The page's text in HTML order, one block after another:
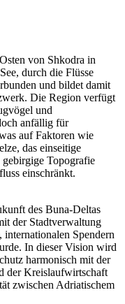
von Shkodra in
durch die Flüsse
und bildet damit
Die Region verfügt
und
anfällig für
auf Faktoren wie
das einseitige
gebirgige Topografie
einschränkt.
des Buna-Deltas
der Stadtverwaltung
Spendern
In dieser Vision wird
harmonisch mit der
der Kreislaufwirtschaft
zwischen Adriatischem